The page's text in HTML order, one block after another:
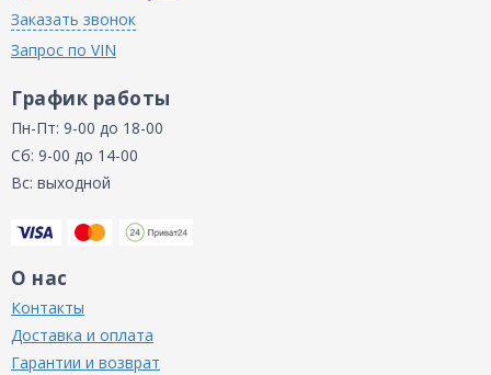
Заказать звонок
Запрос по VIN
График работы
Пн-Пт: 9-00 до 18-00
Сб: 9-00 до 14-00
Вс: выходной
О нас
Контакты
Доставка и оплата
Гарантии и возврат